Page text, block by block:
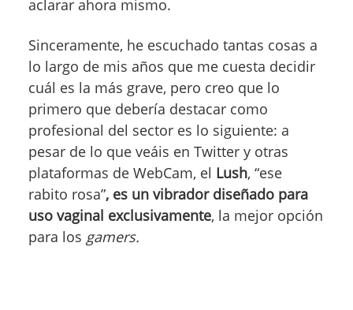
aclarar ahora mismo.
Sinceramente, he escuchado tantas cosas a
lo largo de mis años que me cuesta decidir
cuál es la más grave, pero creo que lo
primero que debería destacar como
profesional del sector es lo siguiente: a
pesar de lo que veáis en Twitter y otras
plataformas de WebCam, el Lush, “ese
rabito rosa”, es un vibrador diseñado para
uso vaginal exclusivamente, la mejor opción
para los gamers.